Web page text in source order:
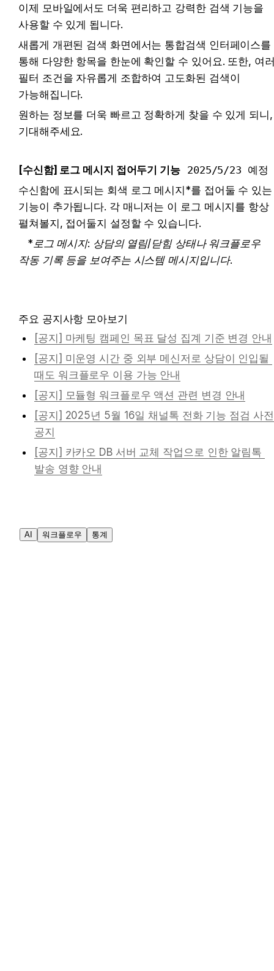
이제 모바일에서도 더욱 편리하고 강력한 검색 기능을
사용할 수 있게 됩니다.
새롭게 개편된 검색 화면에서는 통합검색 인터페이스를
통해 다양한 항목을 한눈에 확인할 수 있어요. 또한, 여
필터 조건을 자유롭게 조합하여 고도화된 검색이
가능해집니다.
원하는 정보를 더욱 빠르고 정확하게 찾을 수 있게 되니,
기대해주세요.
[수신함] 로그 메시지 접어두기 기능 2025/5/23 예정
수신함에 표시되는 회색 로그 메시지*를 접어둘 수 있는
기능이 추가됩니다. 각 매니저는 이 로그 메시지를 항상
펼쳐볼지, 접어둘지 설정할 수 있습니다.
작동 기록 등을 보여주는 시스템 메시지입니다.
주요 공지사항 모아보기
[공지] 마케팅 캠페인 목표 달성 집계 기준 변경 안내
[공지] 미운영 시간 중 외부 메신저로 상담이 인입될
때도 워크플로우 이용 가능 안내
[공지] 모듈형 워크플로우 액션 관련 변경 안내
[공지] 2025년 5월 16일 채널톡 전화 기능 점검 사전
공지
[공지] 카카오 DB 서버 교체 작업으로 인한 알림톡
발송 영향 안내
AI 워크플로우 통계